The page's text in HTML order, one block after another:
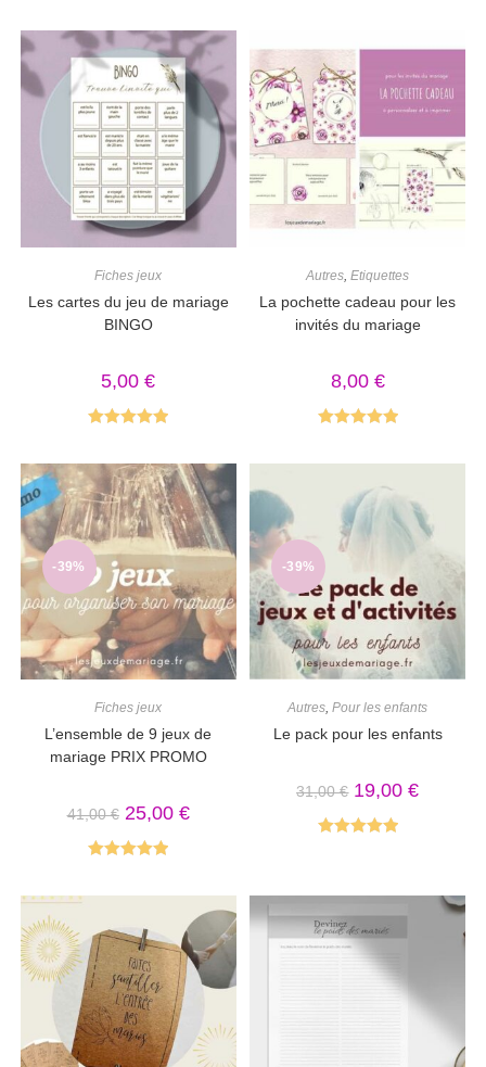
sur 5
Fiches jeux
Les cartes du jeu de mariage
BINGO
5,00€
sur 5
Autres ,Etiquettes
La pochette cadeau pour les
invités du mariage
8,00 €
sur 5
-39%
Fiches jeux
L’ensemble de 9 jeux de
mariage PRIX PROMO
41,00€ 25,00 €
sur 5
-39%
Autres ,Pour les enfants
Le pack pour les enfants
31,00€ 19,00€